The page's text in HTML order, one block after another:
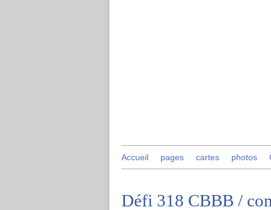
Accueil pages cartes photos
Défi 318 CBBB /